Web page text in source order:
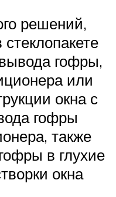
решений,
гофры,
или
окна с
гофры
также
в глухие
окна